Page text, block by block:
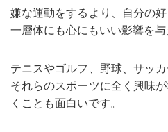
嫌な運動をするより、自分の
一層体にも心にもいい影響を与
テニスやゴルフ、野球、サッ
それらのスポーツに全く興味
くことも面白いです。